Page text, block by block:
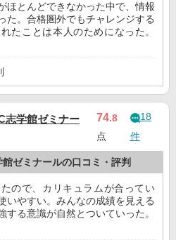
ほとんどできなかった中で、情報
た。合格圏外でもチャレンジする
たことは本人のためになった。
志学館ゼミナー
74.8
点
18
件
ゼミナールの口コミ・評判
ので、カリキュラムが合ってい
いやすい。みんなの成績を見える
する意識が自然とついていった。